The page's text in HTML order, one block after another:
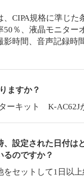
CIPA規格に準じた
50％、液晶モニター
時間、音声記録時
ますか？
ーキット K-AC62J
、設定された日付は
るのですか？
をセットして1日以